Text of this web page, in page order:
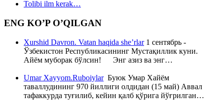
Tolibi ilm kerak…
ENG KO’P O’QILGAN
Xurshid Davron. Vatan haqida she’rlar1 сентябрь -
Ўзбекистон Республикасининг Мустақиллик куни.
Айём муборак бўлсин! Энг азиз ва энг…
Umar Xayyom.RuboiylarБуюк Умар Хайём
таваллудининг 970 йиллиги олдидан (15 май) Аввал
тафаккурда туғилиб, кейин қалб қўрига йўғрилган…